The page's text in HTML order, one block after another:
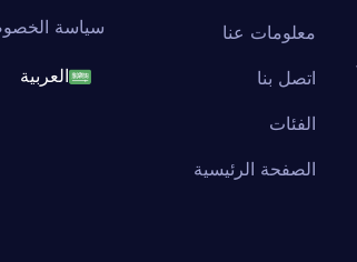
معلومات عنا
اتصل بنا
الفئات
الصفحة الرئيسية
سياسة
العربية